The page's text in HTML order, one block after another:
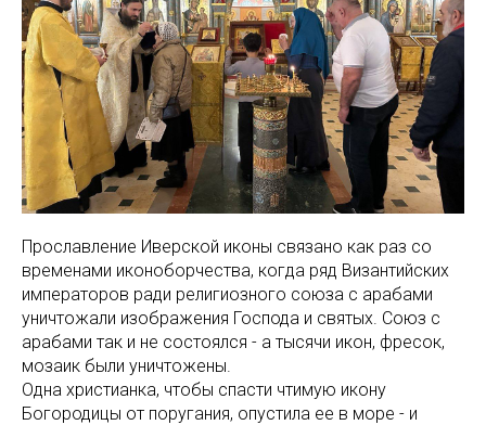
Прославление Иверской иконы связано как раз со
временами иконоборчества, когда ряд Византийских
императоров ради религиозного союза с арабами
уничтожали изображения Господа и святых. Союз с
арабами так и не состоялся - а тысячи икон, фресок,
мозаик были уничтожены.
Одна христианка, чтобы спасти чтимую икону
Богородицы от поругания, опустила ее в море - и